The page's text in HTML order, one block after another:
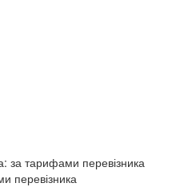
за тарифами перевізника
перевізника